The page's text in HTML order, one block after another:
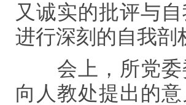
又诚实的批评与
进行深刻的自我剖
会上，所党
向人教处提出的